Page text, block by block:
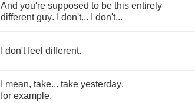
And you're supposed to be this entirely
different guy. don't... don't...
don't feel different.
mean, take... take yesterday,
for example.